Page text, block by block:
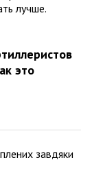
это